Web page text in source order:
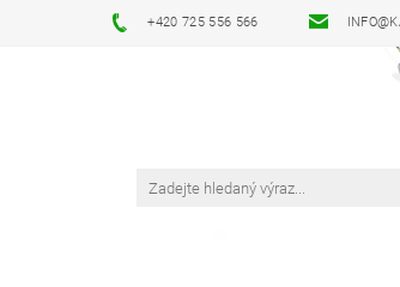
+420 725 556 566